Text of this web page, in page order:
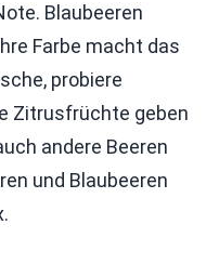
Blaubeeren
Farbe macht das
probiere
Zitrusfrüchte geben
andere Beeren
und Blaubeeren